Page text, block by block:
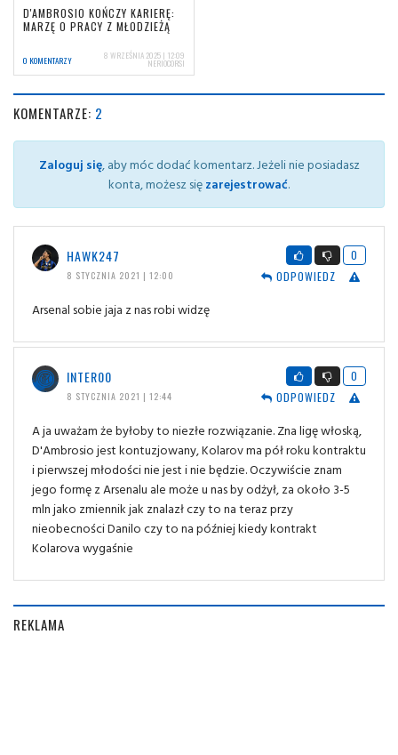
D'AMBROSIO KOŃCZY KARIERĘ:
MARZĘ O PRACY Z MŁODZIEŻĄ
0 KOMENTARZY 8 WRZEŚNIA 2025 | 12:09
NERIOCORSI
KOMENTARZE: 2
Zaloguj się, aby móc dodać komentarz. Jeżeli nie posiadasz
konta, możesz sięzarejestrować.
HAWK247
8 STYCZNIA 2021 | 12:00
0
ODPOWIEDZ
Arsenal sobie jaja z nas robi widzę
INTER00
8 STYCZNIA 2021 | 12:44
0
ODPOWIEDZ
A ja uważam że byłoby to niezłe rozwiązanie. Zna ligę włoską,
D'Ambrosio jest kontuzjowany, Kolarov ma pół roku kontraktu
i pierwszej młodości nie jest i nie będzie. Oczywiście znam
jego formę z Arsenalu ale może u nas by odżył, za około 3-5
mln jako zmiennik jak znalazł czy to na teraz przy
nieobecności Danilo czy to na później kiedy kontrakt
Kolarova wygaśnie
REKLAMA